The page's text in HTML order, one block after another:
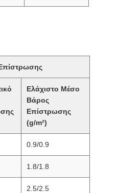
Ελάχιστο Μέσο
Βάρος
Επίστρωσης
(g/m²)
0.9/0.9
1.8/1.8
2.5/2.5